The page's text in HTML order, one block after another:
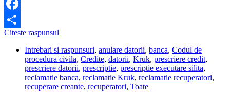
Facebook
Share
Citeste raspunsul
cere
datorii
vechi
de
14
Intrebari si raspunsuri, anulare datorii, banca, Codul de
procedura civila, Credite, datorii, Kruk, prescriere credit,
prescriere datorii, prescriptie, prescriptie executare silita,
reclamatie banca, reclamatie Kruk, reclamatie recuperatori,
recuperare creante, recuperatori, Toate